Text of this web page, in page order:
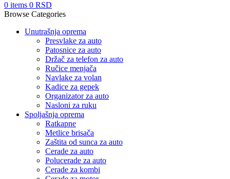
0 items 0 RSD
Browse Categories
Unutrašnja oprema
Presvlake za auto
Patosnice za auto
Držač za telefon za auto
Ručice menjača
Navlake za volan
Kadice za gepek
Organizator za auto
Nasloni za ruku
Spoljašnja oprema
Ratkapne
Metlice brisača
Zaštita od sunca za auto
Cerade za auto
Polucerade za auto
Cerade za kombi